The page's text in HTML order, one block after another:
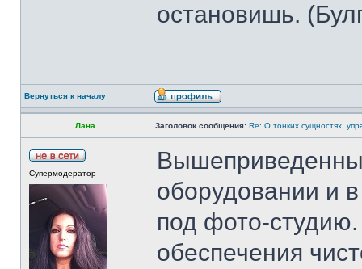
остановишь.
Вернуться к началу
Лана Заголовок сообщения: Re: О тонких сущностях,
Супермодератор
оборудовании и
под фото-
обеспечения